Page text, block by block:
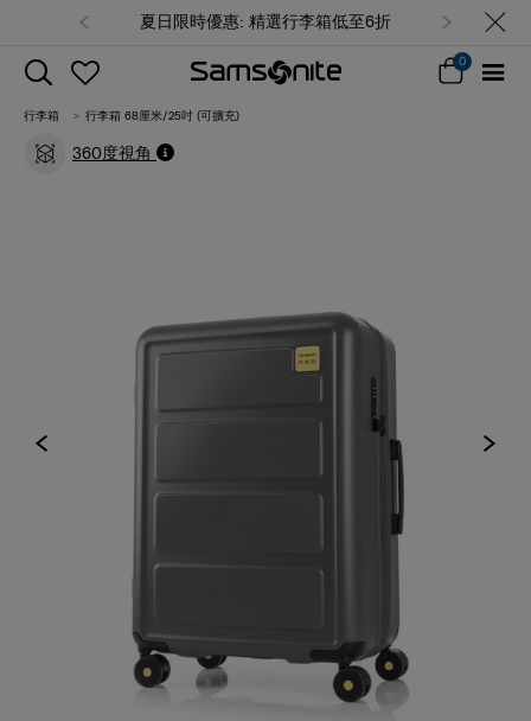
夏日限時優惠: 精選行李箱低至6折
0
行李箱 行李箱 68厘米/25吋 (可擴充)
360度視角